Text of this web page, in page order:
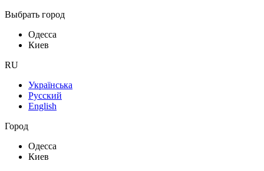
Выбрать город
Одесса
Киев
RU
Українська
Русский
English
Город
Одесса
Киев